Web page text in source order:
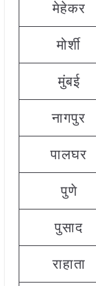
मेहेकर
मोर्शी
मुंबई
नागपुर
पालघर
पुणे
पुसाद
राहाता